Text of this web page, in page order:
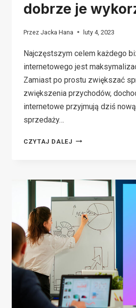
dobrze je
Przez Jacka Hana luty 4, 2023
Najczęstszym celem każdego
internetowego jest
Zamiast po prostu zwiększać
zwiększenia przychodów,
internetowe przyjmują dziś
sprzedaży…
CZYTAJ DALEJ SPRZEDAŻ
SPRZEDAŻ
KRZYŻOWA:
POZNAJ
RÓŻNICĘ,
ABY
DOBRZE
WYKORZYSTAĆ